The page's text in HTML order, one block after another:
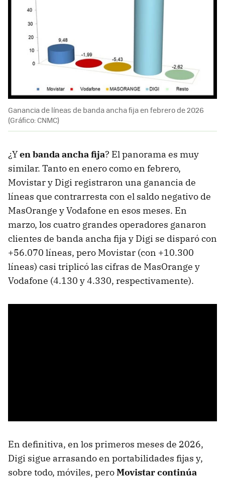
Ganancia de líneas de banda ancha fija en febrero de 2026
(Gráfico: CNMC)
¿Yen banda ancha fija? El panorama es muy
similar. Tanto en enero como en febrero,
Movistar y Digi registraron una ganancia de
líneas que contrarresta con el saldo negativo de
MasOrange y Vodafone en esos meses. En
marzo, los cuatro grandes operadores ganaron
clientes de banda ancha fija y Digi se disparó con
+56.070 líneas, pero Movistar (con +10.300
líneas) casi triplicó las cifras de MasOrange y
Vodafone (4.130 y 4.330, respectivamente).
En definitiva, en los primeros meses de 2026,
Digi sigue arrasando en portabilidades fijas y,
sobre todo, móviles, peroMovistar continúa